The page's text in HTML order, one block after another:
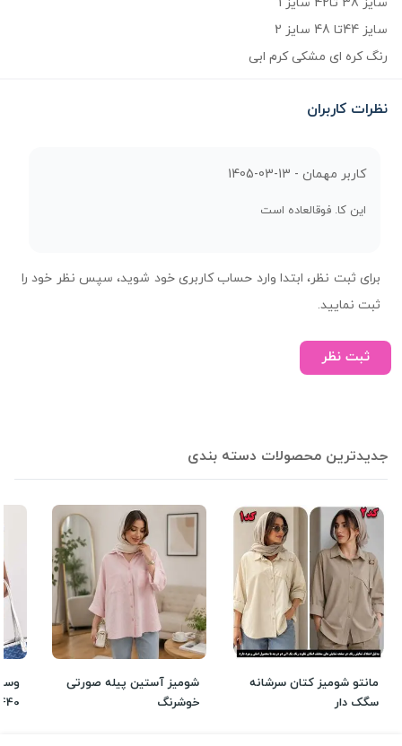
سایز 44تا 48 سایز 2
رنگ کره ای مشکی کرم ابی
نظرات کاربران
کاربر مهمان - 1405-03-13
این کا. فوقالعاده است
برای ثبت نظر، ابتدا وارد حساب کاربری خود شوید، سپس نظر خود را
ثبت نمایید.
ثبت نظر
جدیدترین محصولات دسته بندی
مانتو شومیز کتان سرشانه
سگک دار
شومیز آستین پیله صورتی
خوشرنگ